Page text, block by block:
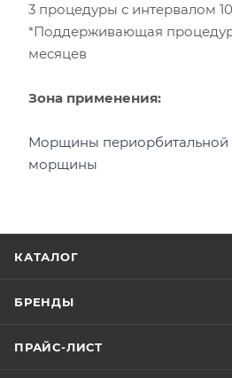
3 процедуры с интервалом
*Поддерживающая
месяцев
Зона применения:
Морщины периорбитальной
морщины
КАТАЛОГ
БРЕНДЫ
ПРАЙС-ЛИСТ